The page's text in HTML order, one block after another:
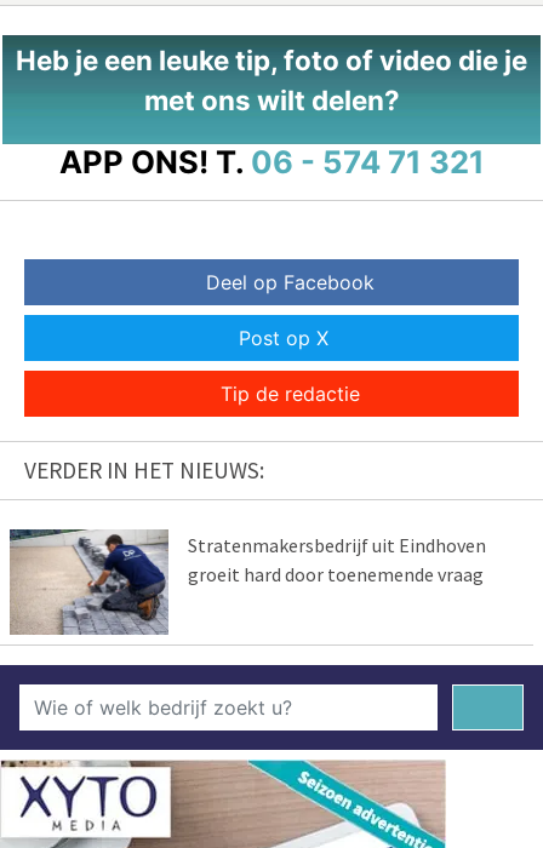
Heb je een leuke tip, foto of video die je
met ons wilt delen?
APP ONS! T. 06 - 574 71 321
Deel op Facebook
Post op X
Tip de redactie
VERDER IN HET NIEUWS:
Stratenmakersbedrijf uit Eindhoven
groeit hard door toenemende vraag